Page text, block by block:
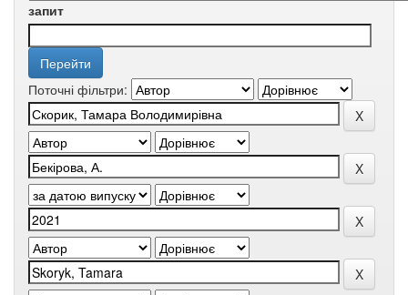
запит
Поточні фільтри: